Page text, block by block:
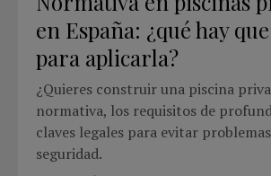
en España: ¿qué hay
para aplicarla?
¿Quieres construir una piscina
normativa, los requisitos de
claves legales para evitar
seguridad.